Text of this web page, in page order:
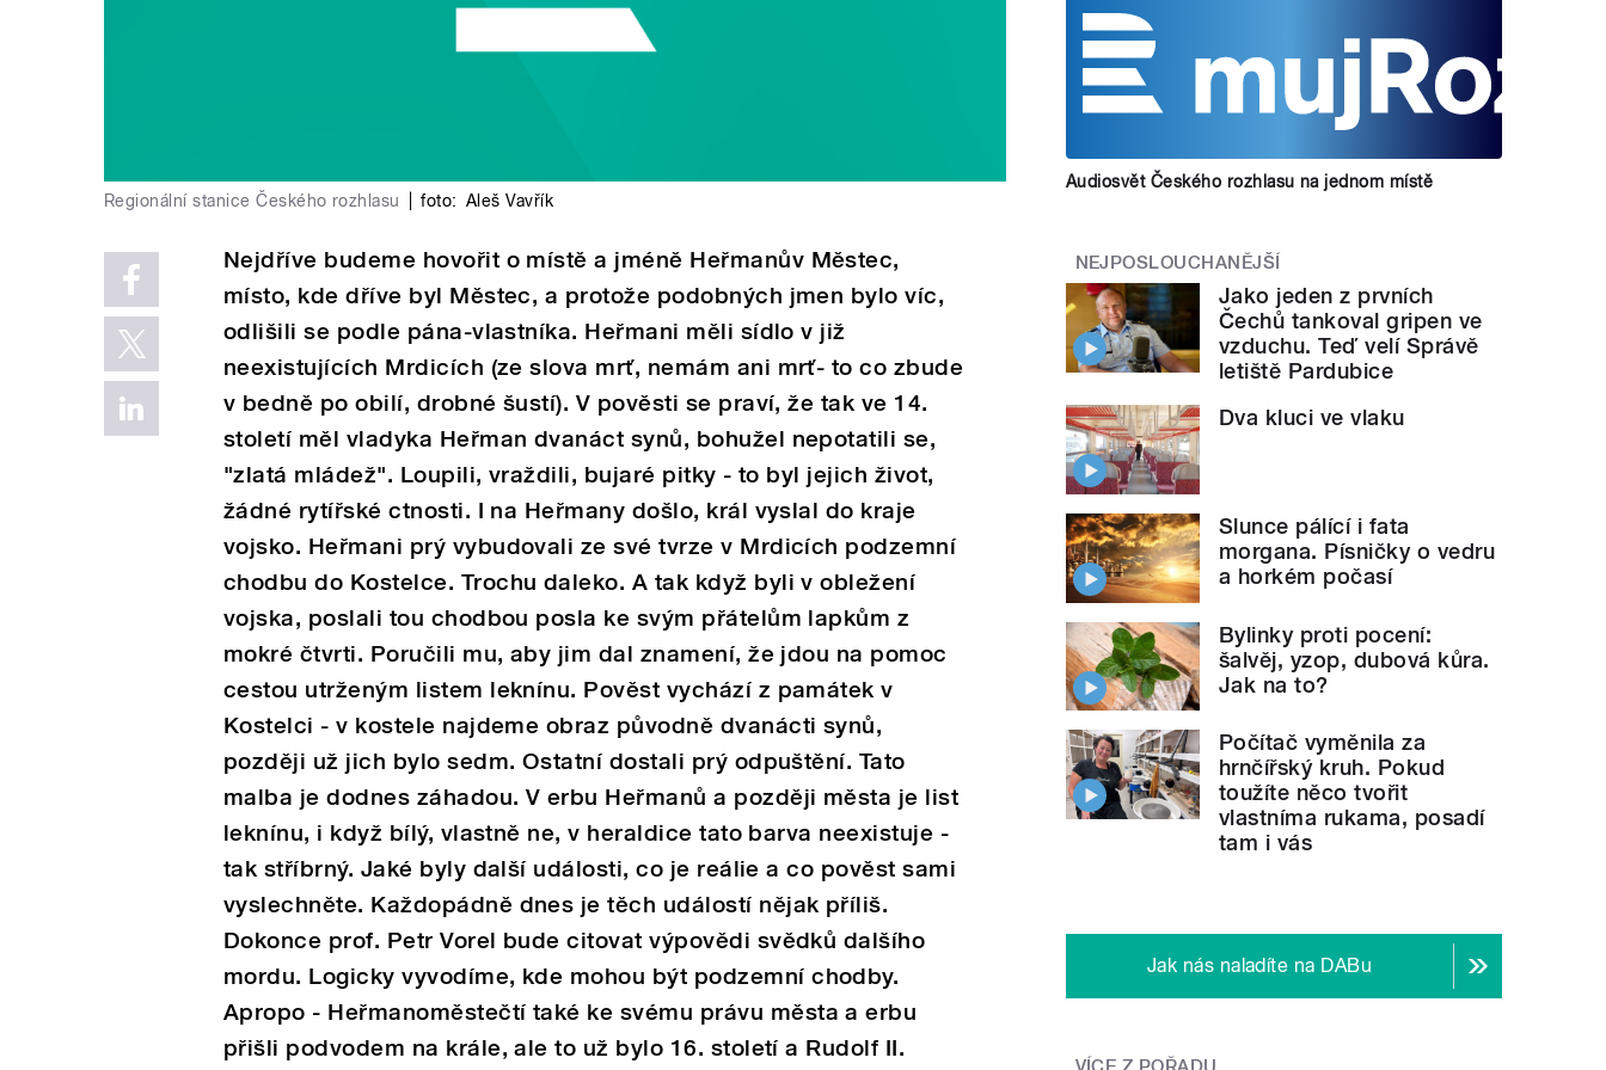
Regionální stanice Českého rozhlasu foto: Aleš Vavřík
Nejdříve budeme hovořit o místě a jméně Heřmanův Městec,
místo, kde dříve byl Městec, a protože podobných jmen bylo víc,
odlišili se podle pána-vlastníka. Heřmani měli sídlo v již
neexistujících Mrdicích (ze slova mrť, nemám ani mrť- to co zbude
v bedně po obilí, drobné šustí). V pověsti se praví, že tak ve 14.
století měl vladyka Heřman dvanáct synů, bohužel nepotatili se,
"zlatá mládež". Loupili, vraždili, bujaré pitky - to byl jejich život,
žádné rytířské ctnosti. I na Heřmany došlo, král vyslal do kraje
vojsko. Heřmani prý vybudovali ze své tvrze v Mrdicích podzemní
chodbu do Kostelce. Trochu daleko. A tak když byli v obležení
vojska, poslali tou chodbou posla ke svým přátelům lapkům z
mokré čtvrti. Poručili mu, aby jim dal znamení, že jdou na pomoc
cestou utrženým listem leknínu. Pověst vychází z památek v
Kostelci - v kostele najdeme obraz původně dvanácti synů,
později už jich bylo sedm. Ostatní dostali prý odpuštění. Tato
malba je dodnes záhadou. V erbu Heřmanů a později města je list
leknínu, i když bílý, vlastně ne, v heraldice tato barva neexistuje -
tak stříbrný. Jaké byly další události, co je reálie a co pověst sami
vyslechněte. Každopádně dnes je těch událostí nějak příliš.
Dokonce prof. Petr Vorel bude citovat výpovědi svědků dalšího
mordu. Logicky vyvodíme, kde mohou být podzemní chodby.
Apropo - Heřmanoměstečtí také ke svému právu města a erbu
přišli podvodem na krále, ale to už bylo 16. století a Rudolf II.
Audiosvět Českého rozhlasu na jednom místě
NEJPOSLOUCHANĚJŠÍ
Jako jeden z prvních
Čechů tankoval gripen ve
vzduchu. Teď velí Správě
letiště Pardubice
Dva kluci ve vlaku
Slunce pálící i fata
morgana. Písničky o vedru
a horkém počasí
Bylinky proti pocení:
šalvěj, yzop, dubová kůra.
Jak na to?
Počítač vyměnila za
hrnčířský kruh. Pokud
toužíte něco tvořit
vlastníma rukama, posadí
tam i vás
Jak nás naladíte na DABu